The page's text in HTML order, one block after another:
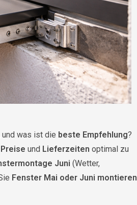
was ist die beste Empfehlung?
Preise und Lieferzeiten optimal zu
Juni (Wetter,
Fenster Mai oder Juni montieren